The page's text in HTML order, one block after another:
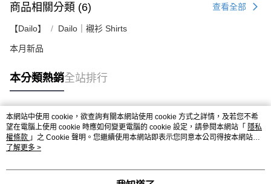
商品相關分類 (6) 查看全部
【Dailo】 Dailo｜襯衫 Shirts
本月新品
本分類熱銷全站排行
熱門標籤
本網站中使用 cookie，欲查詢有關本網站使用 cookie 方式之詳情，及若您不希
望在電腦上使用 cookie 時應如何變更電腦的 cookie 設定，請參閱本網站「 隱私
權條款 」之 Cookie 聲明。您繼續使用本網站即表示您同意本公司得按本網站使
用條款之 Cookie 聲明使用 cookie。
了解更多 >